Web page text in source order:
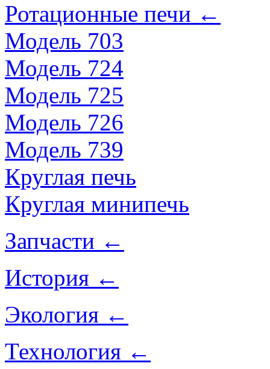
Ротационные печи ←
Модель 703
Модель 724
Модель 725
Модель 726
Модель 739
Круглая печь
Круглая минипечь
Запчасти ←
История ←
Экология ←
Технология ←